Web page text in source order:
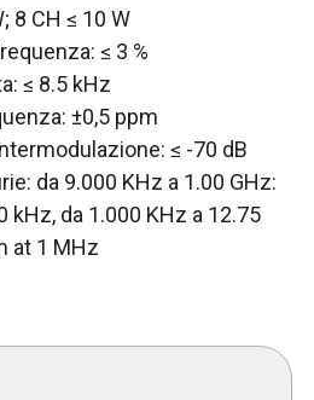
8 CH ≤ 10 W
≤ 3 %
≤ 8.5 kHz
±0,5 ppm
≤ -70 dB
da 9.000 KHz a 1.00 GHz:
kHz, da 1.000 KHz a 12.75
at 1 MHz